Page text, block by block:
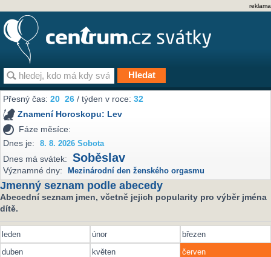
reklama
Přesný čas:20 26 / týden v roce:32
Znamení Horoskopu: Lev
Fáze měsíce:
Dnes je:
8. 8. 2026 Sobota
Dnes má svátek: Soběslav
Významné dny: Mezinárodní den ženského orgasmu
Jmenný seznam podle abecedy
Abecední seznam jmen, včetně jejich popularity pro výběr jména
dítě.
leden únor
březen
duben
květen
červen